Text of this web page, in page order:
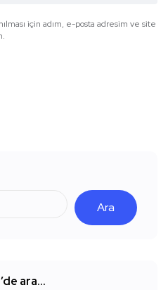
için adım, e-posta adresim ve site
Ara
ara…